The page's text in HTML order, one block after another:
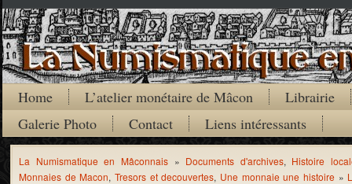
Home L’atelier monétaire de Mâcon
Librairie
Galerie Photo
Contact Liens intéressants
La Numismatique en Mâconnais» Documents d'archives, Histoire
Monnaies de Macon,Tresors et decouvertes, Une monnaie une histoire »